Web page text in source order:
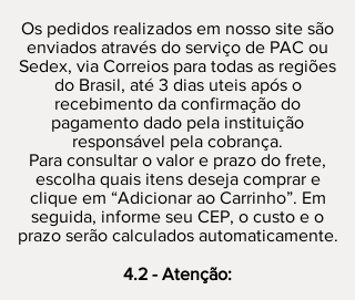
Os pedidos realizados em nosso site são
enviados através do serviço de PAC ou
Sedex, via Correios para todas as regiões
do Brasil, até 3 dias uteis após o
recebimento da confirmação do
pagamento dado pela instituição
responsável pela cobrança.
Para consultar o valor e prazo do frete,
escolha quais itens deseja comprar e
clique em “Adicionar ao Carrinho”. Em
seguida, informe seu CEP, o custo e o
prazo serão calculados automaticamente.
4.2 - Atenção: